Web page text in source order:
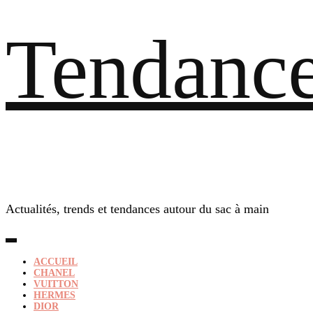
Actualités, trends et tendances autour du sac à main
ACCUEIL
CHANEL
VUITTON
HERMES
DIOR